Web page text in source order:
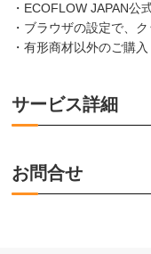
・ECOFLOW JAPAN公
・ブラウザの設定で、
・有形商材以外のご購
サービス詳細
お問合せ